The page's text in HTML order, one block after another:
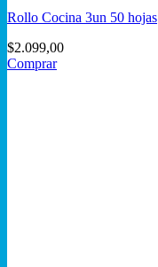
Rollo Cocina 3un 50 hojas
$2.099,00
Comprar